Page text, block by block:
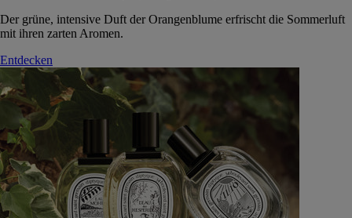
Der grüne, intensive Duft der Orangenblume erfrischt die Sommerluft
mit ihren zarten Aromen.
Entdecken